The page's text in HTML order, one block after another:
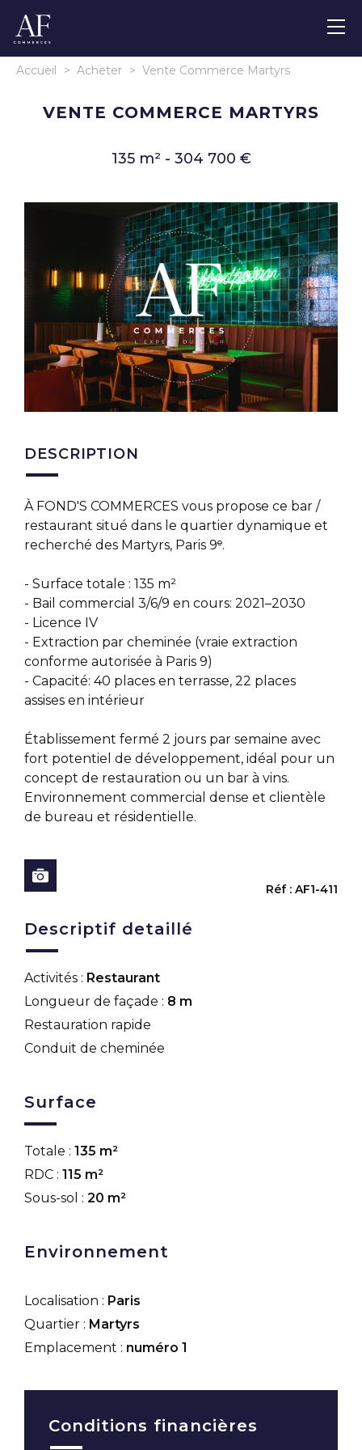
Accueil > Acheter > Vente Commerce Martyrs
VENTE COMMERCE MARTYRS
135 m² - 304 700 €
DESCRIPTION
À FOND'S COMMERCES vous propose ce bar /
restaurant situé dans le quartier dynamique et
recherché des Martyrs, Paris 9ᵉ.
- Surface totale : 135 m²
- Bail commercial 3/6/9 en cours: 2021–2030
- Licence IV
- Extraction par cheminée (vraie extraction
conforme autorisée à Paris 9)
- Capacité: 40 places en terrasse, 22 places
assises en intérieur
Établissement fermé 2 jours par semaine avec
fort potentiel de développement, idéal pour un
concept de restauration ou un bar à vins.
Environnement commercial dense et clientèle
de bureau et résidentielle.
Réf : AF1-411
Descriptif detaillé
Activités : Restaurant
Longueur de façade : 8 m
Restauration rapide
Conduit de cheminée
Surface
Totale : 135 m²
RDC : 115 m²
Sous-sol : 20 m²
Environnement
Localisation : Paris
Quartier : Martyrs
Emplacement : numéro 1
Conditions financières